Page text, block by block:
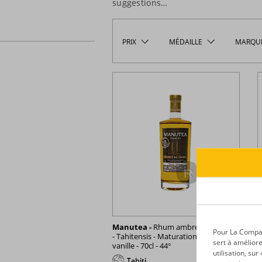
suggestions…
PRIX MÉDAILLE
Manutea - Rhum ambré - Spiced
- Tahitensis - Maturation fût de
vanille - 70cl - 44°
Pour La
sert à
utilisation, sur